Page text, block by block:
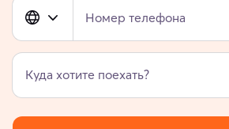
Номер телефона
Куда хотите поехать?